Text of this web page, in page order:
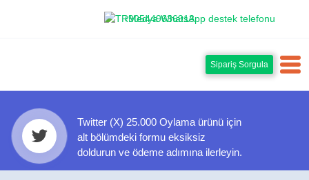
+905449636913
Sipariş Sorgula
Twitter (X) 25.000 Oylama ürünü için
alt bölümdeki formu eksiksiz
doldurun ve ödeme adımına ilerleyin.